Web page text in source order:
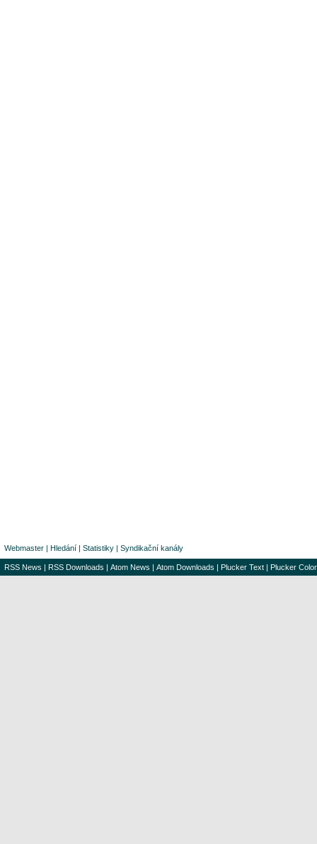
Webmaster | Hledání | Statistiky | Syndikační kanály
RSS News | RSS Downloads | Atom News | Atom Downloads | Plucker Text | Plucker Color